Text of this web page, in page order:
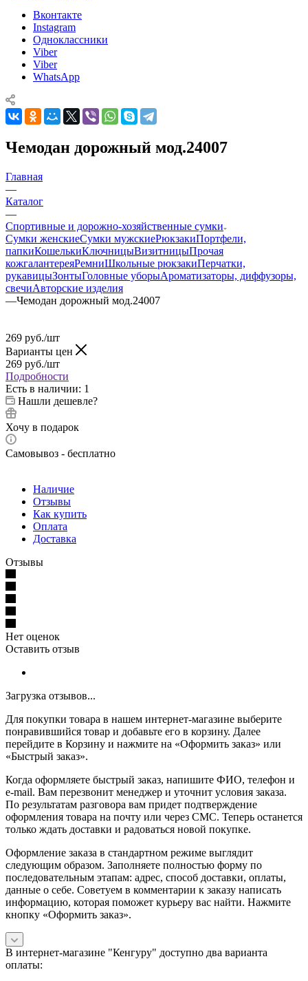
Вконтакте
Instagram
Одноклассники
Viber
Viber
WhatsApp
Чемодан дорожный мод.24007
Главная
—
Каталог
—
Спортивные и дорожно-хозяйственные сумки
Сумки женскиеСумки мужскиеРюкзакиПортфели,
папкиКошелькиКлючницыВизитницыПрочая
кожгалантереяРемниШкольные рюкзакиПерчатки,
рукавицыЗонтыГоловные уборыАроматизаторы, диффузоры,
свечиАвторские изделия
—Чемодан дорожный мод.24007
269 руб./шт
Варианты цен
269 руб./шт
Подробности
Есть в наличии: 1
Нашли дешевле?
Хочу в подарок
Самовывоз - бесплатно
Наличие
Отзывы
Как купить
Оплата
Доставка
Отзывы
Нет оценок
Оставить отзыв
Загрузка отзывов...
Для покупки товара в нашем интернет-магазине выберите
понравившийся товар и добавьте его в корзину. Далее
перейдите в Корзину и нажмите на «Оформить заказ» или
«Быстрый заказ».
Когда оформляете быстрый заказ, напишите ФИО, телефон и
e-mail. Вам перезвонит менеджер и уточнит условия заказа.
По результатам разговора вам придет подтверждение
оформления товара на почту или через СМС. Теперь останется
только ждать доставки и радоваться новой покупке.
Оформление заказа в стандартном режиме выглядит
следующим образом. Заполняете полностью форму по
последовательным этапам: адрес, способ доставки, оплаты,
данные о себе. Советуем в комментарии к заказу написать
информацию, которая поможет курьеру вас найти. Нажмите
кнопку «Оформить заказ».
В интернет-магазине "Кенгуру" доступно два варианта
оплаты: